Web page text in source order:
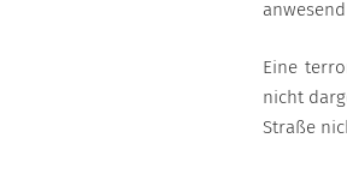
Eine
nicht
Straße